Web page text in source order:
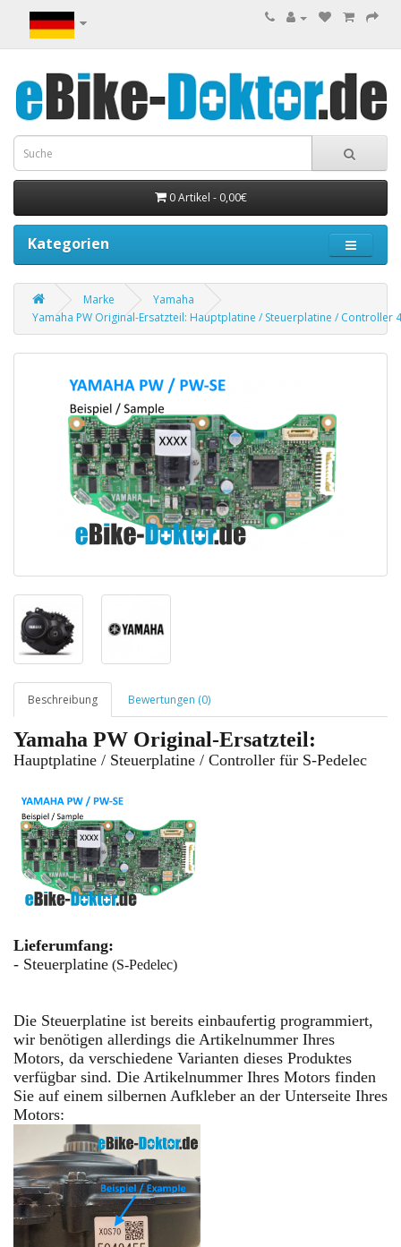
0 Artikel - 0,00€
Kategorien
Marke
Yamaha
Yamaha PW Original-Ersatzteil: Hauptplatine / Steuerplatine / Controller
Beschreibung Bewertungen (0)
Yamaha PW Original-Ersatzteil:
Hauptplatine / Steuerplatine / Controller für S-Pedelec
Lieferumfang:
- Steuerplatine (S-Pedelec)
Die Steuerplatine ist bereits einbaufertig programmiert,
wir benötigen allerdings die Artikelnummer Ihres
Motors, da verschiedene Varianten dieses Produktes
verfügbar sind. Die Artikelnummer Ihres Motors finden
Sie auf einem silbernen Aufkleber an der Unterseite Ihres
Motors: